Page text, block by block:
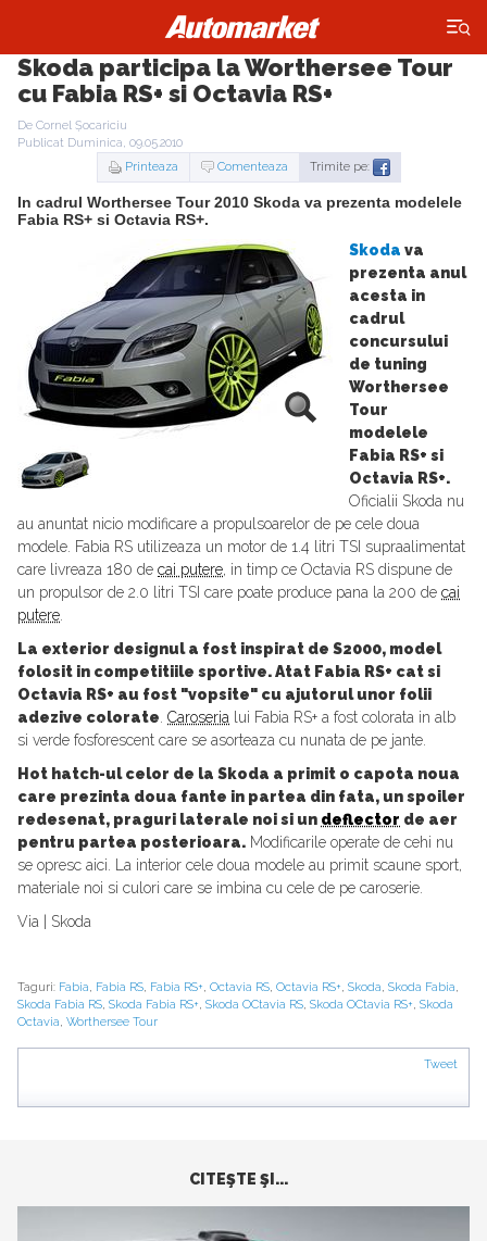
×
Skoda participa la Worthersee Tour
cu Fabia RS+ si Octavia RS+
De Cornel Șocariciu
Publicat Duminica, 09.05.2010
Printeaza
Comenteaza Trimite pe:
In cadrul Worthersee Tour 2010 Skoda va prezenta modelele
Fabia RS+ si Octavia RS+.
Skoda va
prezenta anul
acesta in
cadrul
concursului
de tuning
Worthersee
Tour
modelele
Fabia RS+ si
Octavia RS+.
Oficialii Skoda nu
au anuntat nicio modificare a propulsoarelor de pe cele doua
modele. Fabia RS utilizeaza un motor de 1.4 litri TSI supraalimentat
care livreaza 180 de cai putere, in timp ce Octavia RS dispune de
un propulsor de 2.0 litri TSI care poate produce pana la 200 de cai
putere
La exterior designul a fost inspirat de S2000, model
folosit in competitiile sportive. Atat Fabia RS+ cat si
Octavia RS+ au fost "vopsite" cu ajutorul unor folii
adezive colorate Caroseria lui Fabia RS+ a fost colorata in alb
si verde fosforescent care se asorteaza cu nunata de pe jante.
Hot hatch-ul celor de la Skoda a primit o capota noua
care prezinta doua fante in partea din fata, un spoiler
redesenat, praguri laterale noi si un deflector de aer
pentru partea posterioara. Modificarile operate de cehi nu
se opresc aici. La interior cele doua modele au primit scaune sport,
materiale noi si culori care se imbina cu cele de pe caroserie.
Via | Skoda
Taguri: Fabia, Fabia RS, Fabia RS+, Octavia RS, Octavia RS+, Skoda, Skoda Fabia,
Skoda Fabia RS, Skoda Fabia RS+, Skoda OCtavia RS, Skoda OCtavia RS+, Skoda
Octavia, Worthersee Tour
Tweet
CITEŞTE ŞI...